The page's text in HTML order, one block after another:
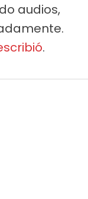
audios,
.